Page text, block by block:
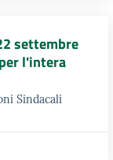
settembre
l'intera
Sindacali